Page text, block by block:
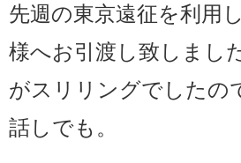
先週の東京遠征を利用
様へお引渡し致しまし
がスリリングでしたの
話しでも。